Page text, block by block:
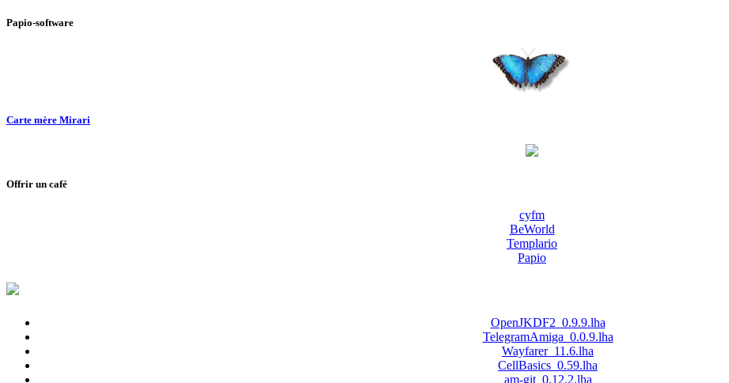
Papio-software
Carte mère Mirari
Offrir un café
cyfm
BeWorld
Templario
Papio
OpenJKDF2_0.9.9.lha
TelegramAmiga_0.0.9.lha
Wayfarer_11.6.lha
CellBasics_0.59.lha
am-git_0.12.2.lha